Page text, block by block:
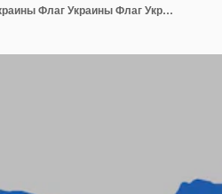
Карта Украины с национальным флагом Украины Флаг Украины Флаг Украина вектор